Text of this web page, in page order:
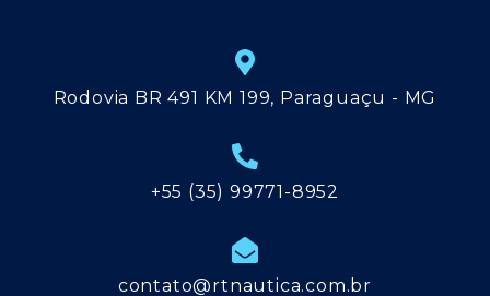
Rodovia BR 491 KM 199, Paraguaçu - MG
+55 (35) 99771-8952
contato@rtnautica.com.br